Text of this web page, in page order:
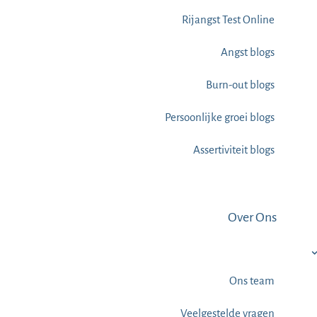
Rijangst Test Online
Angst blogs
Burn-out blogs
Persoonlijke groei blogs
Assertiviteit blogs
Over Ons
Ons team
Veelgestelde vragen